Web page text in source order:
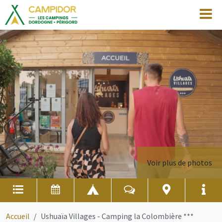
Voir plus de photos
Accueil Ushuaïa Villages - Camping la Colombière ***